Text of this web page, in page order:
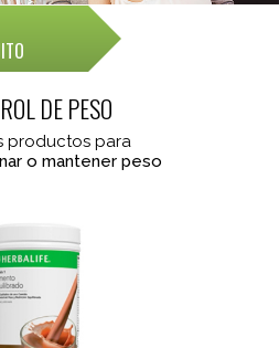
DE PESO
productos para
o mantener peso